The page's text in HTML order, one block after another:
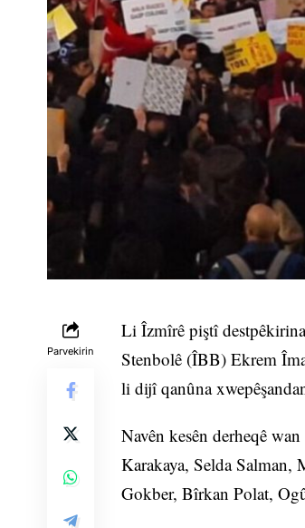
Parvekirin
Li Îzmîrê piştî
Stenbolê (ÎBB) Ekrem
li dijî qanûna
Navên kesên derheqê
Karakaya, Selda
Gokber, Bîrkan Polat,